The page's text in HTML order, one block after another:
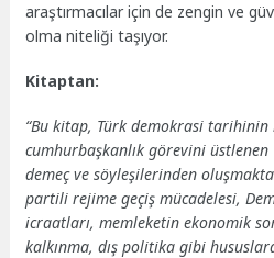
araştırmacılar için de zengin ve
olma niteliği taşıyor.
Kitaptan:
“Bu kitap, Türk demokrasi
cumhurbaşkanlık görevini üstlenen
demeç ve söyleşilerinden
partili rejime geçiş mücadelesi,
icraatları, memleketin ekonomik
kalkınma, dış politika gibi